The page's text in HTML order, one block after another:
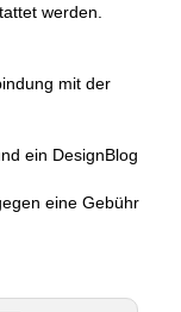
werden.
mit der
ein DesignBlog
eine Gebühr